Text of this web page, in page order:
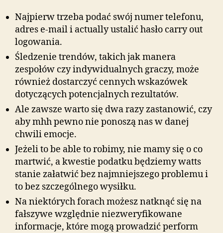
Najpierw trzeba podać swój numer telefonu,
adres e-mail i actually ustalić hasło carry out
logowania.
Śledzenie trendów, takich jak manera
zespołów czy indywidualnych graczy, może
również dostarczyć cennych wskazówek
dotyczących potencjalnych rezultatów.
Ale zawsze warto się dwa razy zastanowić, czy
aby mhh pewno nie ponoszą nas w danej
chwili emocje.
Jeżeli to be able to robimy, nie mamy się o co
martwić, a kwestie podatku będziemy watts
stanie załatwić bez najmniejszego problemu i
to bez szczególnego wysiłku.
Na niektórych forach możesz natknąć się na
fałszywe względnie niezweryfikowane
informacje, które mogą prowadzić perform